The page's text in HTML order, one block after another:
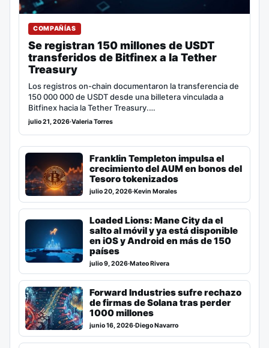
COMPAÑÍAS
Se registran 150 millones de USDT
transferidos de Bitfinex a la Tether
Treasury
Los registros on-chain documentaron la transferencia de
150 000 000 de USDT desde una billetera vinculada a
Bitfinex hacia la Tether Treasury.…
julio 21, 2026·Valeria Torres
Franklin Templeton impulsa el
crecimiento del AUM en bonos del
Tesoro tokenizados
julio 20, 2026·Kevin Morales
Loaded Lions: Mane City da el
salto al móvil y ya está disponible
en iOS y Android en más de 150
países
julio 9, 2026·Mateo Rivera
Forward Industries sufre rechazo
de firmas de Solana tras perder
1000 millones
junio 16, 2026·Diego Navarro